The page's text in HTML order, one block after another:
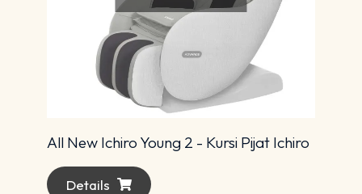
All New Ichiro Young 2 - Kursi Pijat Ichiro
Details